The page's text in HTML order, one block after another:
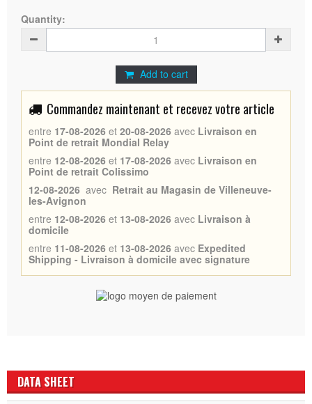
Quantity:
Add to cart
Commandez maintenant et recevez votre article
entre 17-08-2026 et 20-08-2026 avec Livraison en
Point de retrait Mondial Relay
entre 12-08-2026 et 17-08-2026 avec Livraison en
Point de retrait Colissimo
12-08-2026 avec Retrait au Magasin de Villeneuve-
les-Avignon
entre 12-08-2026 et 13-08-2026 avec Livraison à
domicile
entre 11-08-2026 et 13-08-2026 avec Expedited
Shipping - Livraison à domicile avec signature
DATA SHEET